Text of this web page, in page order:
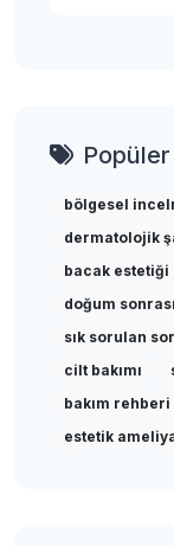
bölgesel
dermatolojik
bacak estetiği
doğum
sık sorulan
cilt bakımı
bakım rehberi
estetik